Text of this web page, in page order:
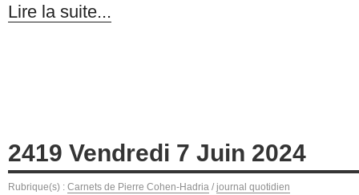
Lire la suite...
2419 Vendredi 7 Juin 2024
Rubrique(s) : Carnets de Pierre Cohen-Hadria / journal quotidien